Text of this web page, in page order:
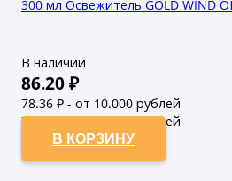
300 мл Освежитель GOLD WIND
В наличии
86.20₽
78.36 ₽ - от 10.000 рублей
71.24₽ - от 50.000 рублей
В КОРЗИНУ